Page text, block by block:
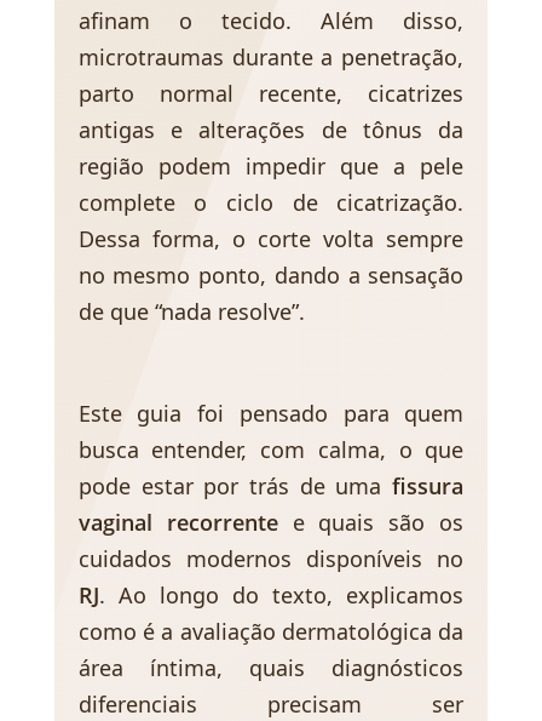
afinam o tecido. Além disso,
microtraumas durante a penetração,
parto normal recente, cicatrizes
antigas e alterações de tônus da
região podem impedir que a pele
complete o ciclo de cicatrização.
Dessa forma, o corte volta sempre
no mesmo ponto, dando a sensação
de que “nada resolve”.
Este guia foi pensado para quem
busca entender, com calma, o que
pode estar por trás de umafissura
vaginal recorrentee quais são os
cuidados modernos disponíveis no
RJ. Ao longo do texto, explicamos
como é a avaliação dermatológica da
área íntima, quais diagnósticos
diferenciais precisam ser